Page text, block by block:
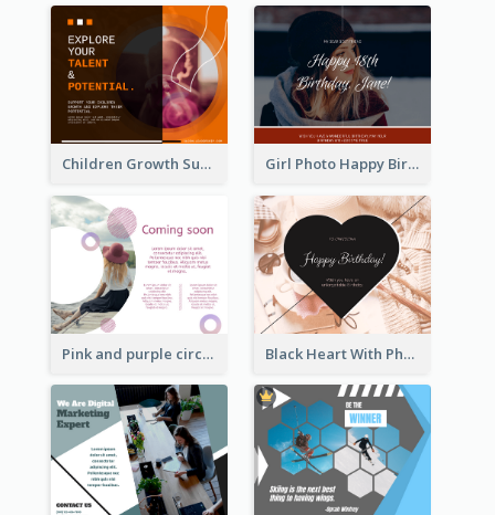
Children Growth Support Facebook Post Girl Photo Happy Birthday Facebook Post
Pink and purple circle photo Facebook Post Black Heart With Photo Birthday Facebook Post